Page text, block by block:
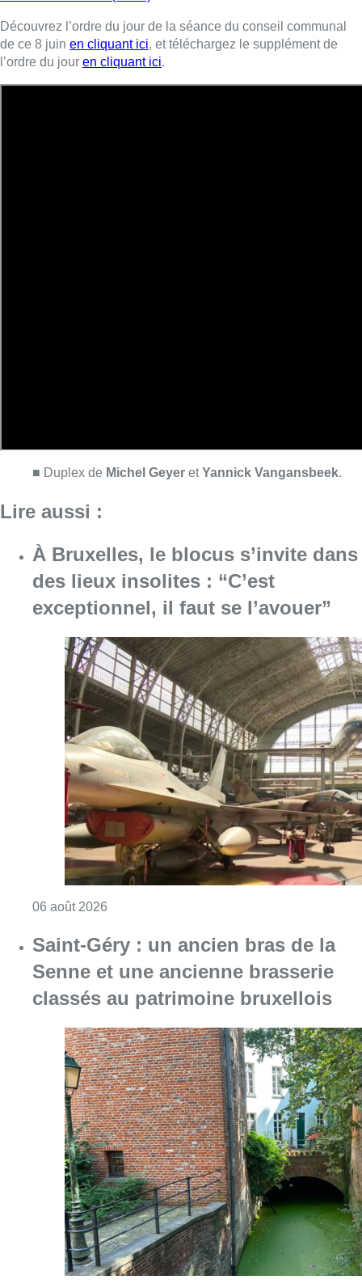
06 août 2026Consulter l'article "À Bruxelles, le blocus
Saint-Géry : un ancien bras de la
Senne et une ancienne brasserie
classés au patrimoine bruxellois
06 août 2026Consulter l'article "Saint-Géry : un ancien
La police lance un avis de
recherche après le viol d’une
femme de 33 ans à Bruxelles